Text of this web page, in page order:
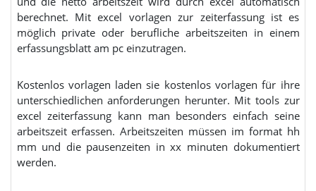
berechnet. Mit excel vorlagen zur zeiterfassung ist es
möglich private oder berufliche arbeitszeiten in einem
erfassungsblatt am pc einzutragen.
Kostenlos vorlagen laden sie kostenlos vorlagen für ihre
unterschiedlichen anforderungen herunter. Mit tools zur
excel zeiterfassung kann man besonders einfach seine
arbeitszeit erfassen. Arbeitszeiten müssen im format hh
mm und die pausenzeiten in xx minuten dokumentiert
werden.